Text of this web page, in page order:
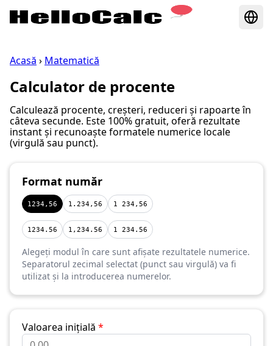
Acasă › Matematică
Calculator de procente
Calculează procente, creșteri, reduceri și rapoarte în
câteva secunde. Este 100% gratuit, oferă rezultate
instant și recunoaște formatele numerice locale
(virgulă sau punct).
Format număr
1234,56 1.234,56 1 234,56
1234.56 1,234.56 1 234.56
Alegeți modul în care sunt afișate rezultatele numerice.
Separatorul zecimal selectat (punct sau virgulă) va fi
utilizat și la introducerea numerelor.
Valoarea inițială *